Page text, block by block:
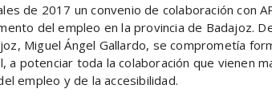
de 2017 un convenio de colaboración con
del empleo en la provincia de Badajoz.
Miguel Ángel Gallardo, se comprometía
a potenciar toda la colaboración que vienen
empleo y de la accesibilidad.